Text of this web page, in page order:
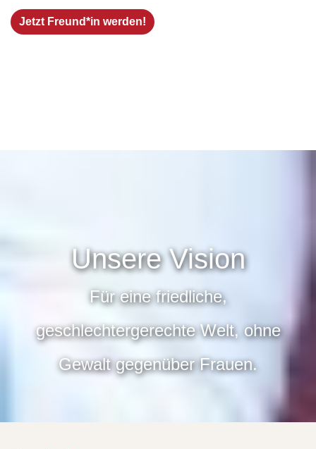
Jetzt Freund*in werden!
Unsere Vision
Für eine friedliche,
geschlechtergerechte Welt, ohne
Gewalt gegenüber Frauen.